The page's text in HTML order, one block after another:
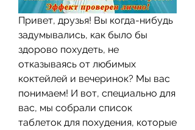
Привет, друзья! Вы когда-нибудь
задумывались, как было бы
здорово похудеть, не
отказываясь от любимых
коктейлей и вечеринок? Мы вас
понимаем! И вот, специально для
вас, мы собрали список
таблеток для похудения, которые